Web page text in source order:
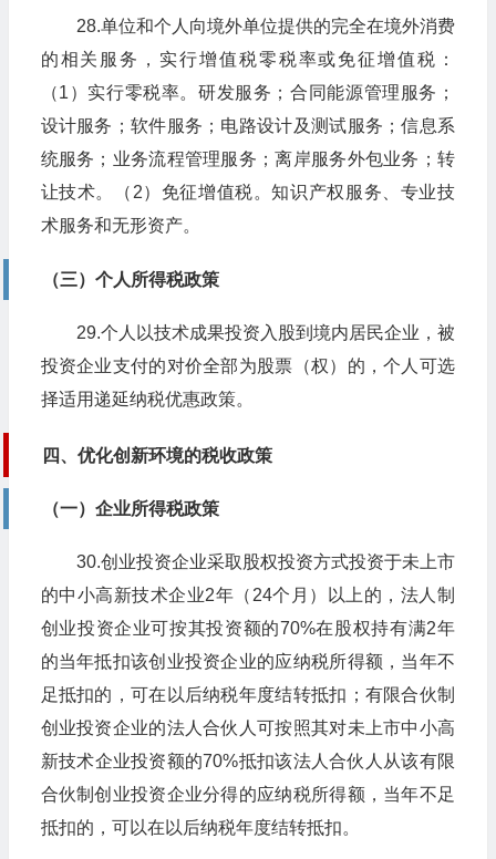
28.单位和个人向境外单位提供的完全在境外消费
的相关服务，实行增值税零税率或免征增值税：
（1）实行零税率。研发服务；合同能源管理服务；
设计服务；软件服务；电路设计及测试服务；信息系
统服务；业务流程管理服务；离岸服务外包业务；转
让技术。（2）免征增值税。知识产权服务、专业技
术服务和无形资产。
（三）个人所得税政策
29.个人以技术成果投资入股到境内居民企业，被
投资企业支付的对价全部为股票（权）的，个人可选
择适用递延纳税优惠政策。
四、优化创新环境的税收政策
（一）企业所得税政策
30.创业投资企业采取股权投资方式投资于未上市
的中小高新技术企业2年（24个月）以上的，法人制
创业投资企业可按其投资额的70%在股权持有满2年
的当年抵扣该创业投资企业的应纳税所得额，当年不
足抵扣的，可在以后纳税年度结转抵扣；有限合伙制
创业投资企业的法人合伙人可按照其对未上市中小高
新技术企业投资额的70%抵扣该法人合伙人从该有限
合伙制创业投资企业分得的应纳税所得额，当年不足
抵扣的，可以在以后纳税年度结转抵扣。